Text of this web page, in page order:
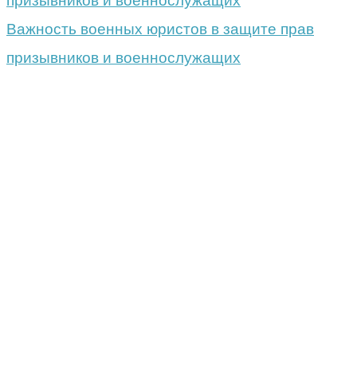
Важность военных юристов в защите прав
призывников и военнослужащих